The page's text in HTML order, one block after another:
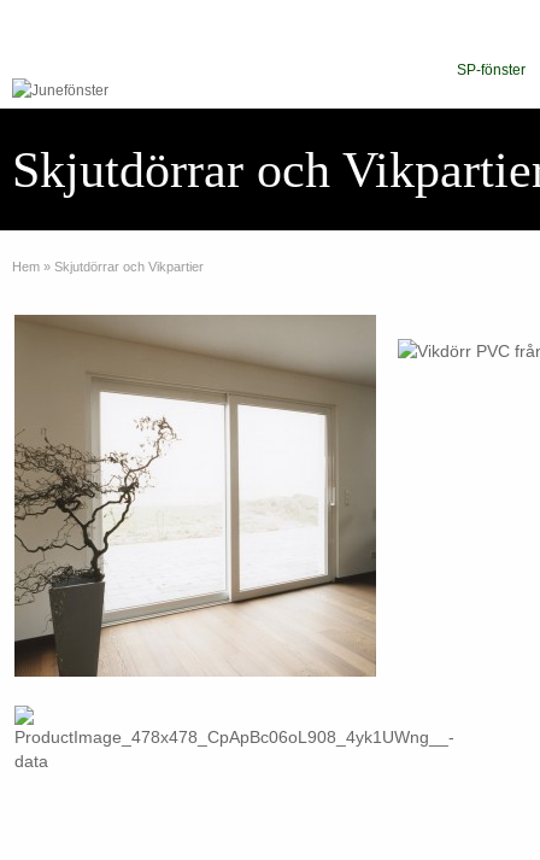
SP-fönster
Skjutdörrar och
Hem » Skjutdörrar och Vikpartier